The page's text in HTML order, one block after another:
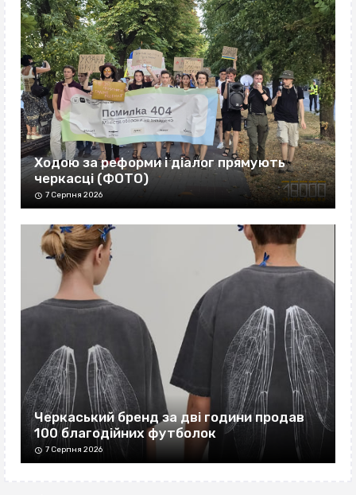
Ходою за реформи і діалог прямують
черкасці (ФОТО)
7 Серпня 2026
Черкаський бренд за дві години продав
100 благодійних футболок
7 Серпня 2026